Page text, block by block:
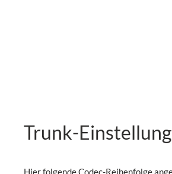
Trunk-
Hier folgende Codec-Reihenfolge